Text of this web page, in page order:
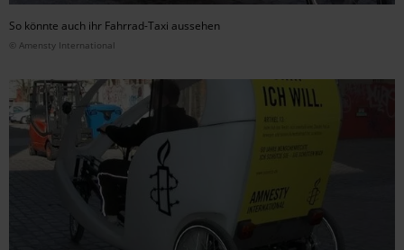
So könnte auch ihr Fahrrad-Taxi aussehen
© Amensty International